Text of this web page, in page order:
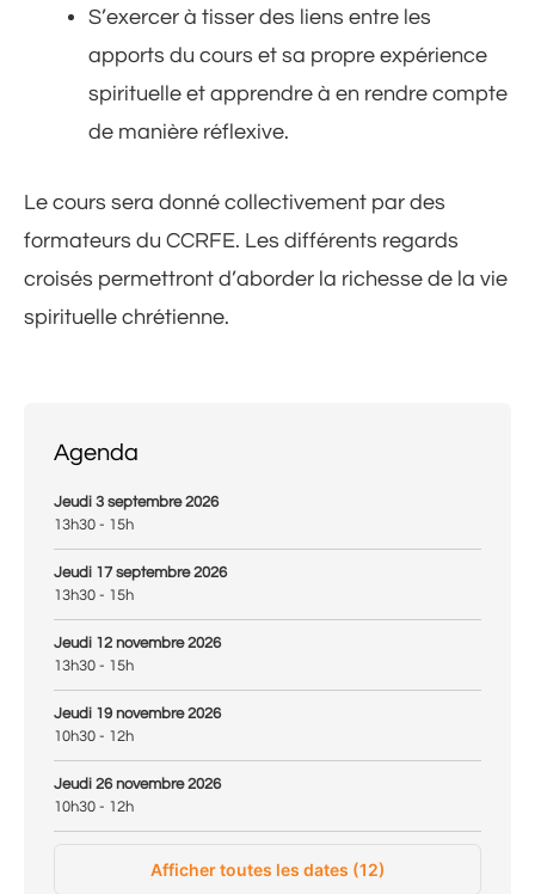
S’exercer à tisser des liens entre les
apports du cours et sa propre expérience
spirituelle et apprendre à en rendre compte
de manière réflexive.
Le cours sera donné collectivement par des
formateurs du CCRFE. Les différents regards
croisés permettront d’aborder la richesse de la vie
spirituelle chrétienne.
Agenda
Jeudi 3 septembre 2026
13h30 - 15h
Jeudi 17 septembre 2026
13h30 - 15h
Jeudi 12 novembre 2026
13h30 - 15h
Jeudi 19 novembre 2026
10h30 - 12h
Jeudi 26 novembre 2026
10h30 - 12h
Afficher toutes les dates (12)